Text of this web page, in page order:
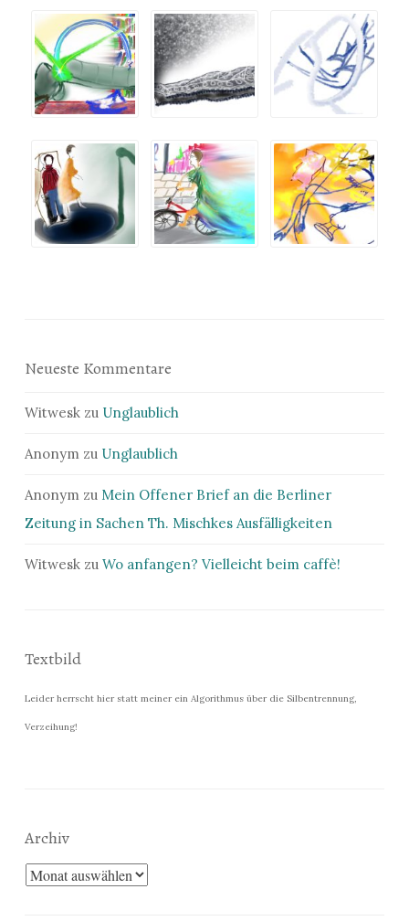
Neueste Kommentare
Witwesk zu Unglaublich
Anonym zu Unglaublich
Anonym zu Mein Offener Brief an die Berliner
Zeitung in Sachen Th. Mischkes Ausfälligkeiten
Witwesk zu Wo anfangen? Vielleicht beim caffè!
Textbild
Leider herrscht hier statt meiner ein Algorithmus über die Silbentrennung,
Verzeihung!
Archiv
Archiv